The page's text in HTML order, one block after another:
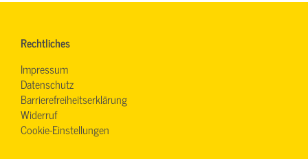
Rechtliches
Impressum
Datenschutz
Barrierefreiheitserklärung
Widerruf
Cookie-Einstellungen